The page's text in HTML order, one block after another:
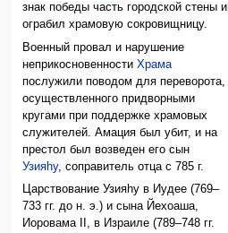
знак победы часть городской стены и
ограбил храмовую сокровищницу.
Военный провал и нарушение
неприкосновенностиХрама
послужили поводом для переворота,
осуществленного придворными
кругами при поддержке храмовых
служителей. Амация был убит, и на
престол был возведен его сын
Узияhу, соправитель отца с 785 г.
Царствование Узияhу в Иудее (769–
733 гг. до н. э.) и сына Йехоаша,
Иоровама II, в Израиле (789–748 гг.